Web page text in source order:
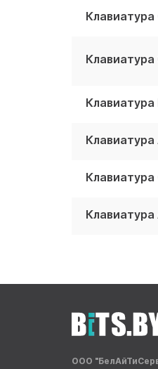
Клавиатура
Клавиатура
ООО